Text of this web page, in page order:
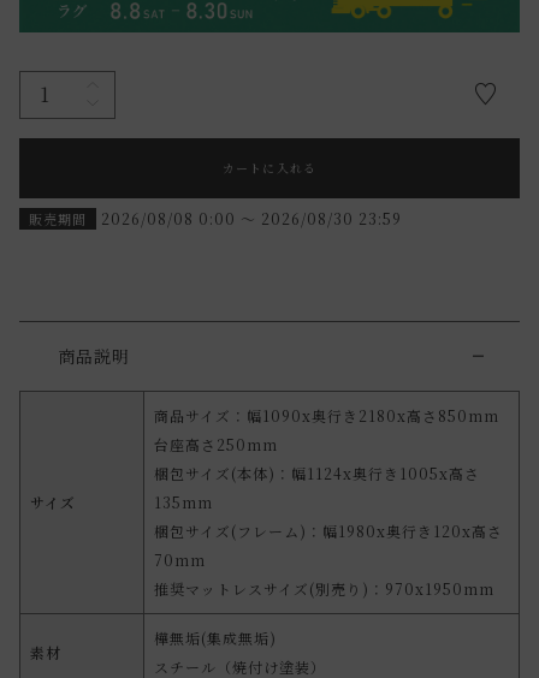
カートに入れる
販売期間 2026/08/08 0:00 〜 2026/08/30 23:59
商品説明
サイズ
商品サイズ：幅1090x奥行き2180x高さ850mm
台座高さ250mm
梱包サイズ(本体)：幅1124x奥行き1005x高さ
135mm
梱包サイズ(フレーム)：幅1980x奥行き120x高さ
70mm
推奨マットレスサイズ(別売り)：970x1950mm
素材
樺無垢(集成無垢)
スチール（焼付け塗装）